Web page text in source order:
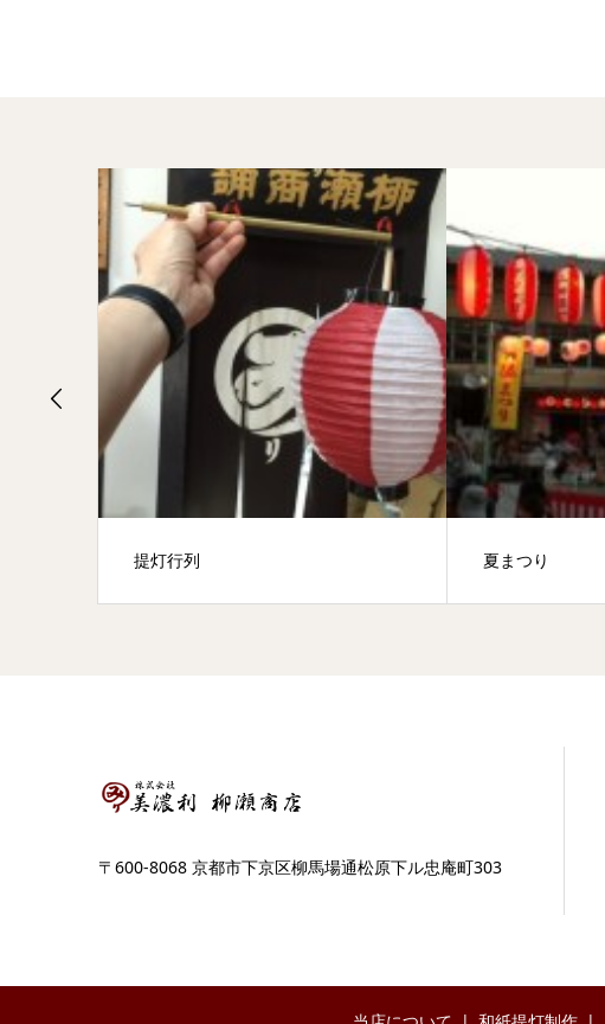
提灯行列 夏まつり
〒600-8068 京都市下京区柳馬場通松原下ル忠庵町303